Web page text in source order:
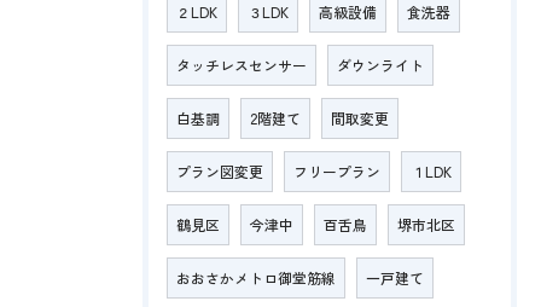
２LDK ３LDK 高級設備 食洗器
タッチレスセンサー ダウンライト
白基調 2階建て 間取変更
プラン図変更 フリープラン １LDK
鶴見区 今津中 百舌鳥 堺市北区
おおさかメトロ御堂筋線 一戸建て